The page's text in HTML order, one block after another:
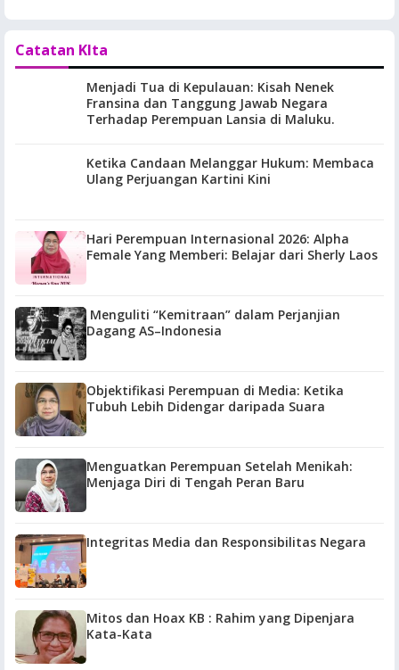
Catatan KIta
Menjadi Tua di Kepulauan: Kisah Nenek
Fransina dan Tanggung Jawab Negara
Terhadap Perempuan Lansia di Maluku.
Ketika Candaan Melanggar Hukum: Membaca
Ulang Perjuangan Kartini Kini
Hari Perempuan Internasional 2026: Alpha
Female Yang Memberi: Belajar dari Sherly Laos
Menguliti “Kemitraan” dalam Perjanjian
Dagang AS–Indonesia
Objektifikasi Perempuan di Media: Ketika
Tubuh Lebih Didengar daripada Suara
Menguatkan Perempuan Setelah Menikah:
Menjaga Diri di Tengah Peran Baru
Integritas Media dan Responsibilitas Negara
Mitos dan Hoax KB : Rahim yang Dipenjara
Kata-Kata